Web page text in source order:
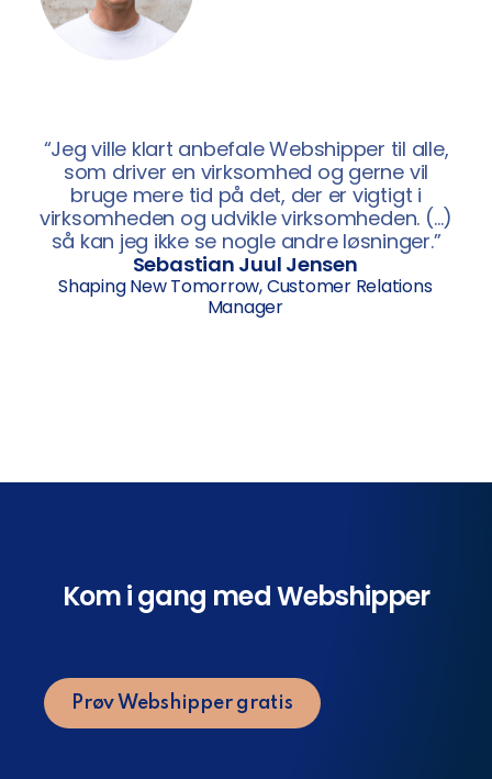
“Jeg ville klart anbefale Webshipper til alle,
som driver en virksomhed og gerne vil
bruge mere tid på det, der er vigtigt i
virksomheden og udvikle virksomheden. (…)
så kan jeg ikke se nogle andre løsninger.”
Sebastian Juul Jensen
Shaping New Tomorrow, Customer Relations
Manager
Kom i gang med Webshipper
Prøv Webshipper gratis